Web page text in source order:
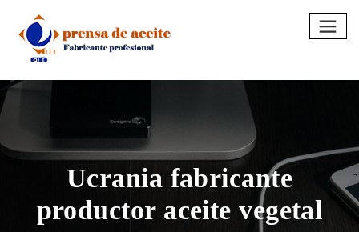
content
Ucrania fabricante
productor aceite vegetal